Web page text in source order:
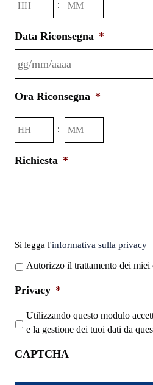
slash
:
Data Riconsegna *
slash
MM
slash
Ora Riconsegna *
:
Ore Minuti
Richiesta *
Si
l'informativa
sulla
privacy
Si legga l'informativa sulla privacy
Autorizzo il trattamento dei miei
Privacy *
Utilizzando questo modulo
e la gestione dei tuoi dati da
CAPTCHA